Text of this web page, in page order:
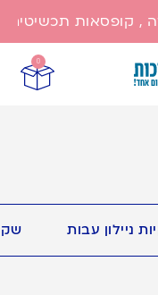
קופסאות תכשיטים ,
0
ניילון עבות